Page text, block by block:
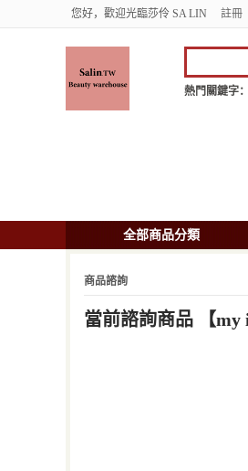
您好，歡迎光臨莎伶 SA LIN 註冊
熱門關鍵字：
全部商品分類
商品諮詢
當前諮詢商品 【my